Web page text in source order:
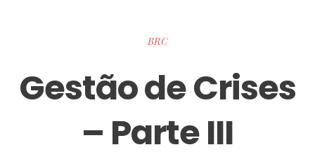
BRC
Gestão de Crises
– Parte III